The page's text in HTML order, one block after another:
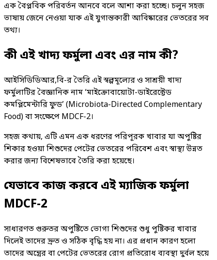
এক বৈপ্লবিক পরিবর্তন আনবে বলে আশা করা হচ্ছে। চলুন সহজ
ভাষায় জেনে নেওয়া যাক এই যুগান্তকারী আবিষ্কারের ভেতরের সব
তথ্য।
কী এই খাদ্য ফর্মুলা এবং এর নাম কী?
আইসিডিডিআর,বি-র তৈরি এই স্বল্পমূল্যের ও সাশ্রয়ী খাদ্য
ফর্মুলাটির বৈজ্ঞানিক নাম ‘মাইক্রোবায়োটা-ডাইরেক্টেড
কমপ্লিমেন্টারি ফুড’ (Microbiota-Directed Complementary
Food) বা সংক্ষেপে MDCF-2।
সহজ কথায়, এটি এমন এক ধরণের পরিপূরক খাবার যা অপুষ্টির
শিকার হওয়া শিশুদের পেটের ভেতরের পরিবেশ এবং স্বাস্থ্য উন্নত
করার জন্য বিশেষভাবে তৈরি করা হয়েছে।
যেভাবে কাজ করবে এই ম্যাজিক ফর্মুলা
MDCF-2
সাধারণত গুরুতর অপুষ্টিতে ভোগা শিশুদের শুধু পুষ্টিকর খাবার
দিলেই তাদের দ্রুত ও সঠিক বৃদ্ধি হয় না। এর প্রধান কারণ হলো
তাদের অন্ত্রের বা পেটের ভেতরের রোগ প্রতিরোধ ব্যবস্থা দুর্বল হয়ে